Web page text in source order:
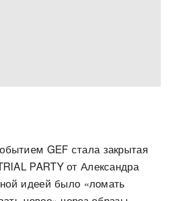
GEF стала закрытая
PARTY от Александра
идеей было «ломать